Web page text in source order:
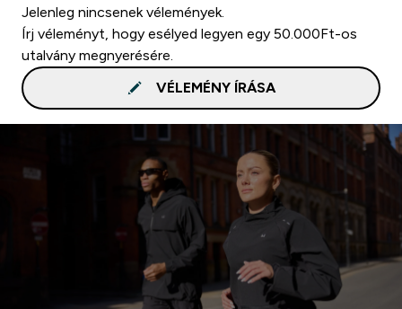
Jelenleg nincsenek vélemények.
Írj véleményt, hogy esélyed legyen egy 50.000Ft-os
utalvány megnyerésére.
VÉLEMÉNY ÍRÁSA